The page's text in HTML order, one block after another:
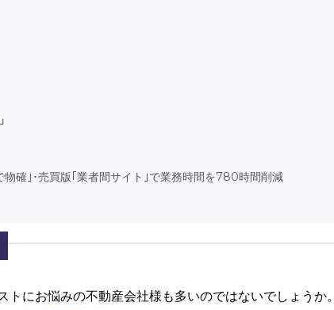
確｣･売買版｢業者間サイト｣で業務時間を780時間削減
トにお悩みの不動産会社様も多いのではないでしょうか。